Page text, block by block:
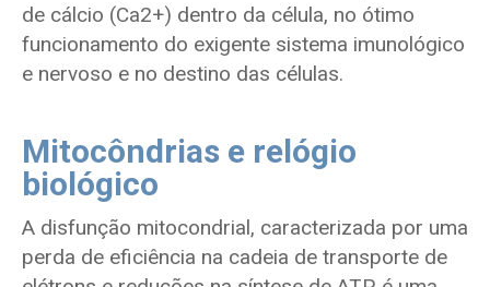
de cálcio (Ca2+) dentro da célula, no ótimo
funcionamento do exigente sistema imunológico
e nervoso e no destino das células.
Mitocôndrias e relógio
biológico
A disfunção mitocondrial, caracterizada por uma
perda de eficiência na cadeia de transporte de